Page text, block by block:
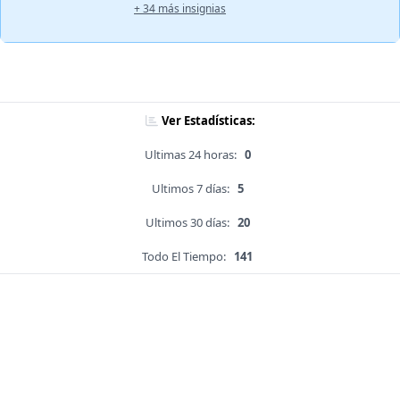
+ 34 más insignias
Ver Estadísticas:
Ultimas 24 horas: 0
Ultimos 7 días: 5
Ultimos 30 días: 20
Todo El Tiempo: 141